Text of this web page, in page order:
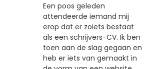
Een poos geleden
attendeerde iemand mij
erop dat er zoiets bestaat
als een schrijvers-CV. Ik ben
toen aan de slag gegaan en
heb er iets van gemaakt in